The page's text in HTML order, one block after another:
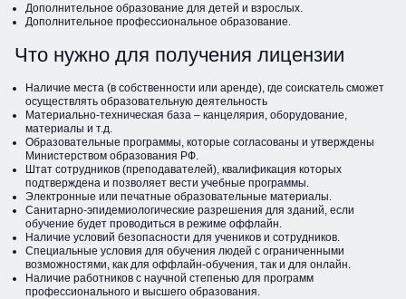
Дополнительное образование для детей и взрослых.
Дополнительное профессиональное образование.
Что нужно для получения лицензии
Наличие места (в собственности или аренде), где соискатель сможет
осуществлять образовательную деятельность
Материально-техническая база – канцелярия, оборудование,
материалы и т.д.
Образовательные программы, которые согласованы и утверждены
Министерством образования РФ.
Штат сотрудников (преподавателей), квалификация которых
подтверждена и позволяет вести учебные программы.
Электронные или печатные образовательные материалы.
Санитарно-эпидемиологические разрешения для зданий, если
обучение будет проводиться в режиме оффлайн.
Наличие условий безопасности для учеников и сотрудников.
Специальные условия для обучения людей с ограниченными
возможностями, как для оффлайн-обучения, так и для онлайн.
Наличие работников с научной степенью для программ
профессионального и высшего образования.